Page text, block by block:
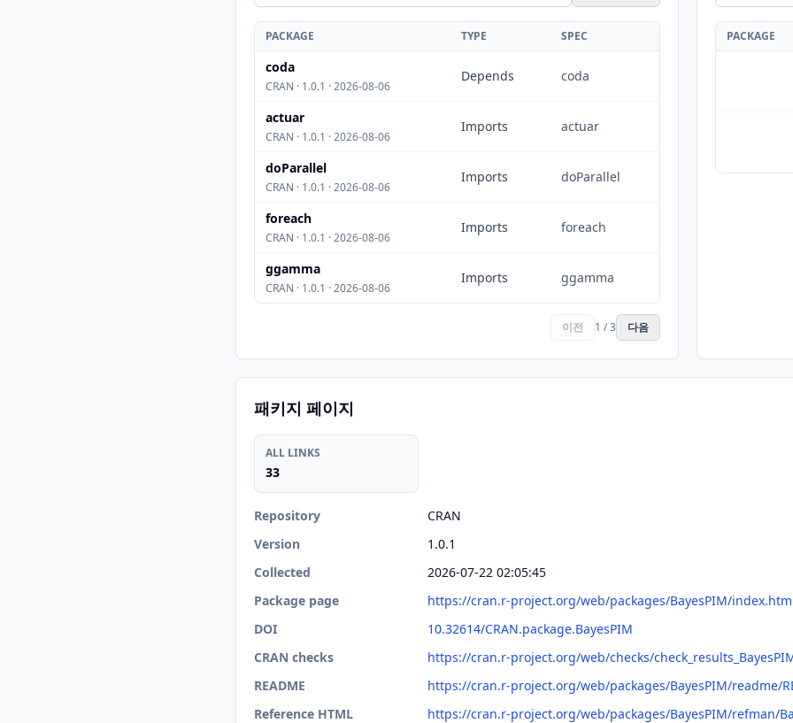
PACKAGE TYPE SPEC
coda
CRAN · 1.0.1 · 2026-08-06
Depends coda
actuar
CRAN · 1.0.1 · 2026-08-06
Imports actuar
doParallel
CRAN · 1.0.1 · 2026-08-06
Imports doParallel
foreach
CRAN · 1.0.1 · 2026-08-06
Imports foreach
ggamma
CRAN · 1.0.1 · 2026-08-06
Imports ggamma
이전 1 / 3 다음
PACKAGE
패키지 페이지
ALL LINKS
33
Repository
CRAN
Version
1.0.1
Collected
2026-07-22 02:05:45
Package page
https://cran.r-project.org/web/packages/BayesPIM/
DOI
10.32614/CRAN.package.BayesPIM
CRAN checks
https://cran.r-project.org/web/checks/
README
https://cran.r-project.org/web/packages/BayesPIM/readme/
Reference HTML
https://cran.r-project.org/web/packages/BayesPIM/refman/